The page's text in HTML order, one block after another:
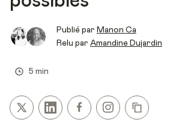
Publié par Manon Ca
Relu par Amandine Dujardin
5 min